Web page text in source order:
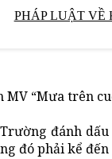
PHÁP LUẬT VỀ
“Mưa trên
đánh
đó phải kể